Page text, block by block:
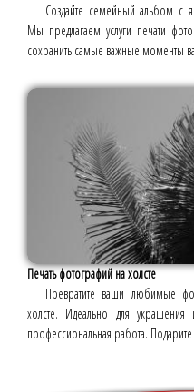
Создайте семейный альбом с
Мы предлагаем услуги печати
сохранить самые важные моменты
Печать фотографий на холсте
Превратите ваши любимые
холсте. Идеально для украшения
профессиональная работа.